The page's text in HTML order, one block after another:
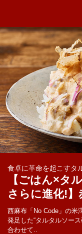
食卓に革命を起こすタ
【ごはん×タ
さらに進化!
西麻布「No Code」の米
発足した“タルタルソー
合わせて..